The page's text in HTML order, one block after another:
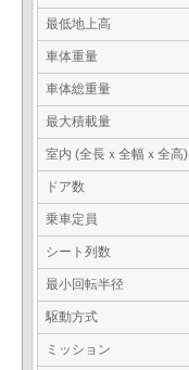
最低地上高
車体重量
車体総重量
最大積載量
室内 (全長ｘ全幅ｘ全高)
ドア数
乗車定員
シート列数
最小回転半径
駆動方式
ミッション